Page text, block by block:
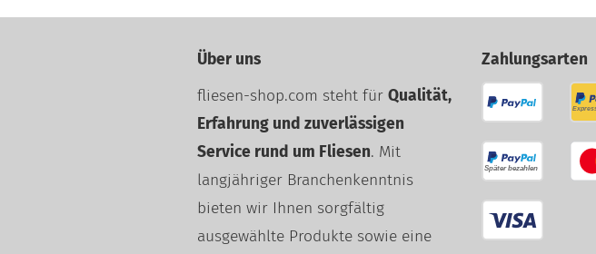
Über uns
fliesen-shop.com steht für Qualität,
Erfahrung und zuverlässigen
Service rund um Fliesen. Mit
langjähriger Branchenkenntnis
bieten wir Ihnen sorgfältig
ausgewählte Produkte sowie eine
Zahlungsarten